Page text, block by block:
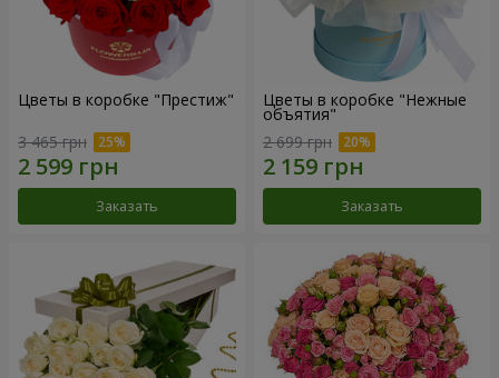
Цветы в коробке "Престиж"
3 465 грн
Заказать
Цветы в коробке "Нежные
объятия"
2 699 грн
Заказать